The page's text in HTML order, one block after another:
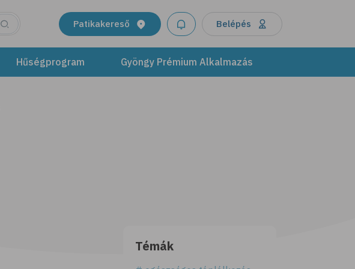
Patikakereső Belépés
Hűségprogram Gyöngy Prémium Alkalmazás
Témák